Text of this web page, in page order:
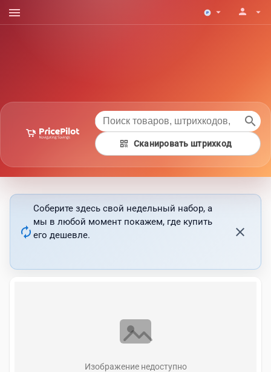
menu arrow_drop_down person arrow_drop_down
search
qr_code Сканировать штрихкод
autorenew
Соберите здесь свой недельный набор, а
мы в любой момент покажем, где купить
его дешевле.
close
Изображение недоступно